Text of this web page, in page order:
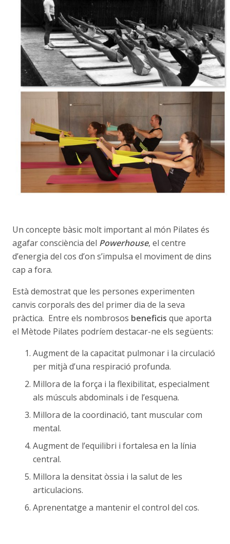
Un concepte bàsic molt important al món Pilates és
agafar consciència del Powerhouse, el centre
d’energia del cos d’on s’impulsa el moviment de dins
cap a fora.
Està demostrat que les persones experimenten
canvis corporals des del primer dia de la seva
pràctica. Entre els nombrosos beneficis que aporta
el Mètode Pilates podríem destacar-ne els següents:
Augment de la capacitat pulmonar i la circulació
per mitjà d’una respiració profunda.
Millora de la força i la flexibilitat, especialment
als músculs abdominals i de l’esquena.
Millora de la coordinació, tant muscular com
mental.
Augment de l’equilibri i fortalesa en la línia
central.
Millora la densitat òssia i la salut de les
articulacions.
Aprenentatge a mantenir el control del cos.